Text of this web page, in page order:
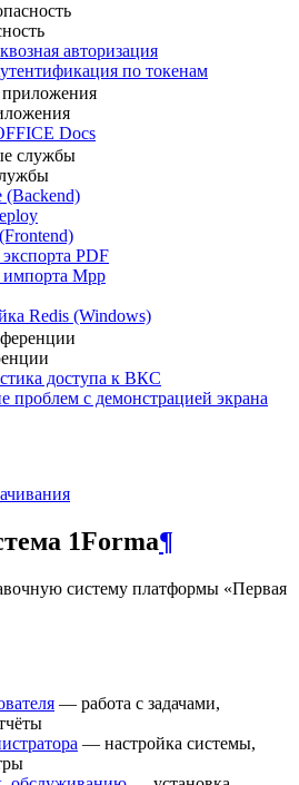
авторизация
по токенам
Docs
службы
(Backend)
PDF
Mpp
Redis (Windows)
доступа к ВКС
проблем с демонстрацией экрана
1Forma¶
систему платформы «Первая
— работа с задачами,
— настройка системы,